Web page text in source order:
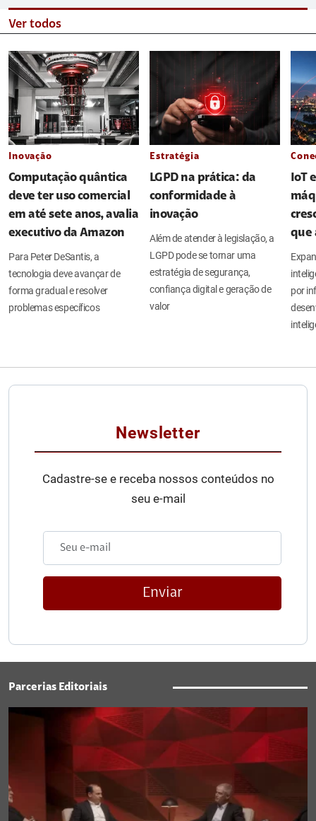
Ver todos
Inovação
Computação quântica
deve ter uso comercial
em até sete anos, avalia
executivo da Amazon
Para Peter DeSantis, a
tecnologia deve avançar de
forma gradual e resolver
problemas específicos
Estratégia
LGPD na prática: da
conformidade à
inovação
Além de atender à legislação, a
LGPD pode se tornar uma
estratégia de segurança,
confiança digital e geração de
valor
IoT
que
por
Newsletter
Cadastre-se e receba nossos conteúdos no
seu e-mail
Enviar
Parcerias Editoriais